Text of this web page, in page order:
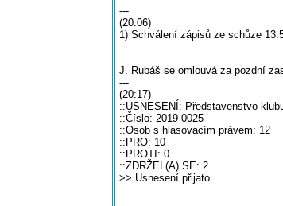
---
(20:06)
1) Schválení zápisů ze schůze
J. Rubáš se omlouvá za pozdní
---
(20:17)
::USNESENÍ: Představenstvo
::Číslo: 2019-0025
::Osob s hlasovacím právem: 12
::PRO: 10
::PROTI: 0
::ZDRŽEL(A) SE: 2
>> Usnesení přijato.